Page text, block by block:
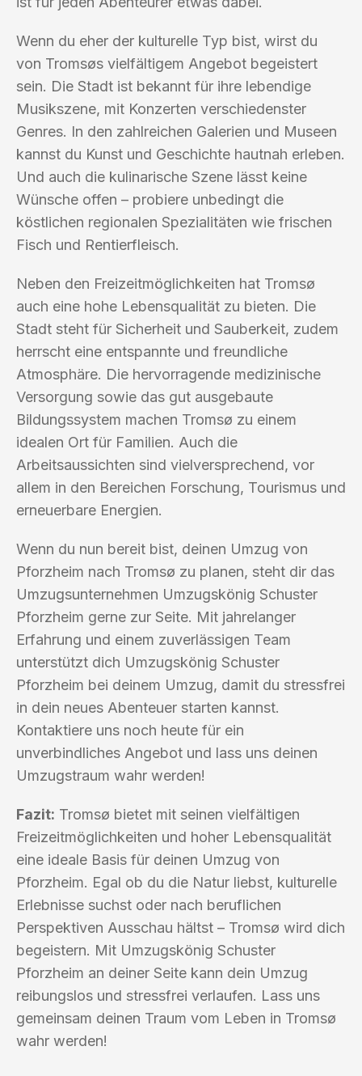
Wenn du eher der kulturelle Typ bist, wirst du
von Tromsøs vielfältigem Angebot begeistert
sein. Die Stadt ist bekannt für ihre lebendige
Musikszene, mit Konzerten verschiedenster
Genres. In den zahlreichen Galerien und Museen
kannst du Kunst und Geschichte hautnah erleben.
Und auch die kulinarische Szene lässt keine
Wünsche offen – probiere unbedingt die
köstlichen regionalen Spezialitäten wie frischen
Fisch und Rentierfleisch.
Neben den Freizeitmöglichkeiten hat Tromsø
auch eine hohe Lebensqualität zu bieten. Die
Stadt steht für Sicherheit und Sauberkeit, zudem
herrscht eine entspannte und freundliche
Atmosphäre. Die hervorragende medizinische
Versorgung sowie das gut ausgebaute
Bildungssystem machen Tromsø zu einem
idealen Ort für Familien. Auch die
Arbeitsaussichten sind vielversprechend, vor
allem in den Bereichen Forschung, Tourismus und
erneuerbare Energien.
Wenn du nun bereit bist, deinen Umzug von
Pforzheim nach Tromsø zu planen, steht dir das
Umzugsunternehmen Umzugskönig Schuster
Pforzheim gerne zur Seite. Mit jahrelanger
Erfahrung und einem zuverlässigen Team
unterstützt dich Umzugskönig Schuster
Pforzheim bei deinem Umzug, damit du stressfrei
in dein neues Abenteuer starten kannst.
Kontaktiere uns noch heute für ein
unverbindliches Angebot und lass uns deinen
Umzugstraum wahr werden!
Fazit: Tromsø bietet mit seinen vielfältigen
Freizeitmöglichkeiten und hoher Lebensqualität
eine ideale Basis für deinen Umzug von
Pforzheim. Egal ob du die Natur liebst, kulturelle
Erlebnisse suchst oder nach beruflichen
Perspektiven Ausschau hältst – Tromsø wird dich
begeistern. Mit Umzugskönig Schuster
Pforzheim an deiner Seite kann dein Umzug
reibungslos und stressfrei verlaufen. Lass uns
gemeinsam deinen Traum vom Leben in Tromsø
wahr werden!